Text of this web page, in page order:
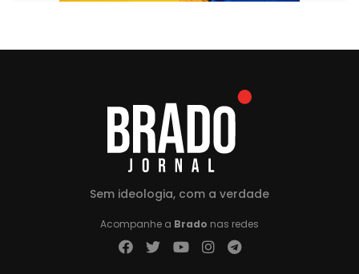
Sem ideologia, com a verdade
Acompanhe a Brado nas redes